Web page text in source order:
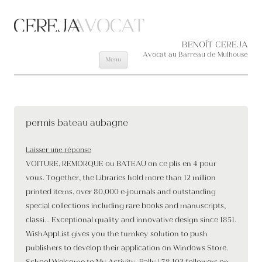
BENOÎT CEREJA
Avocat au Barreau de Mulhouse
Menu
Aller au contenu principal
permis bateau aubagne
Laisser une réponse
VOITURE, REMORQUE ou BATEAU on ce plis en 4 pour
vous. Together, the Libraries hold more than 12 million
printed items, over 80,000 e-journals and outstanding
special collections including rare books and manuscripts,
classi… Exceptional quality and innovative design since 1851.
WishAppList gives you the turnkey solution to push
publishers to develop their application on Windows Store.